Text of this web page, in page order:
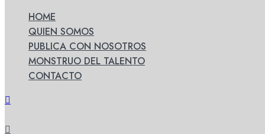
HOME
QUIEN SOMOS
PUBLICA CON NOSOTROS
MONSTRUO DEL TALENTO
CONTACTO